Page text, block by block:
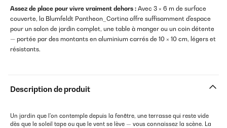
Assez de place pour vivre vraiment dehors : Avec 3 × 6 m de surface
couverte, la Blumfeldt Pantheon_Cortina offre suffisamment d'espace
pour un salon de jardin complet, une table à manger ou un coin détente
— portée par des montants en aluminium carrés de 10 × 10 cm, légers et
résistants.
Description de produit
Un jardin que l'on contemple depuis la fenêtre, une terrasse qui reste vide
dès que le soleil tape ou que le vent se lève — vous connaissez la scène. La